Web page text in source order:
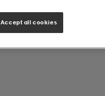
Accept all cookies